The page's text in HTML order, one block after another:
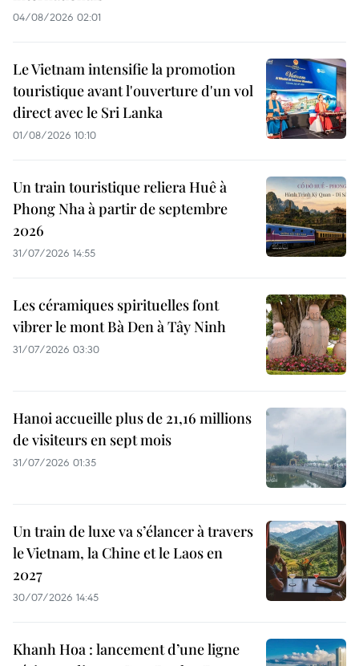
04/08/2026 02:01
Le Vietnam intensifie la promotion
touristique avant l'ouverture d'un vol
direct avec le Sri Lanka
01/08/2026 10:10
Un train touristique reliera Huê à
Phong Nha à partir de septembre
2026
31/07/2026 14:55
Les céramiques spirituelles font
vibrer le mont Bà Den à Tây Ninh
31/07/2026 03:30
Hanoi accueille plus de 21,16 millions
de visiteurs en sept mois ​
31/07/2026 01:35
Un train de luxe va s’élancer à travers
le Vietnam, la Chine et le Laos en
2027
30/07/2026 14:45
Khanh Hoa : lancement d’une ligne